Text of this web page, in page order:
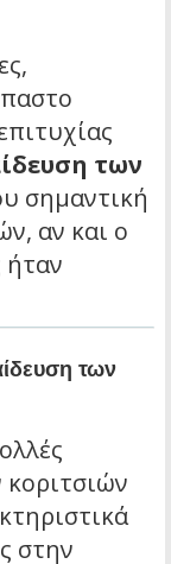
των
σημαντική
αν και ο
ήταν
των
στην